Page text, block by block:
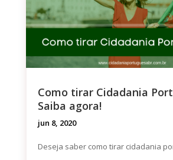
Como tirar Cidadania
Saiba agora!
jun 8, 2020
Deseja saber como tirar cidadania